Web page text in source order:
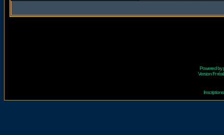
Powered by
Version Fr